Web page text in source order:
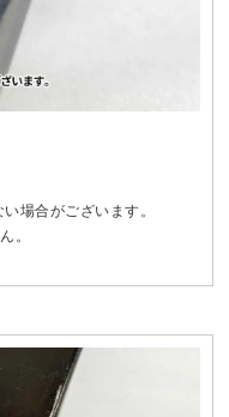
場合がございます。
。